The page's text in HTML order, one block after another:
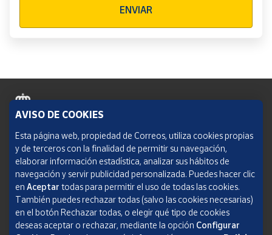
ENVIAR
Política de cookies
Aviso legal
Condiciones del servicio
Política de Privacidad Web
Informe de transparencia
AVISO DE COOKIES
Esta página web, propiedad de Correos, utiliza cookies propias
y de terceros con la finalidad de permitir su navegación,
elaborar información estadística, analizar sus hábitos de
navegación y servir publicidad personalizada. Puedes hacer clic
en Aceptar todas para permitir el uso de todas las cookies.
También puedes rechazar todas (salvo las cookies necesarias)
en el botón Rechazar todas, o elegir qué tipo de cookies
deseas aceptar o rechazar, mediante la opción Configurar